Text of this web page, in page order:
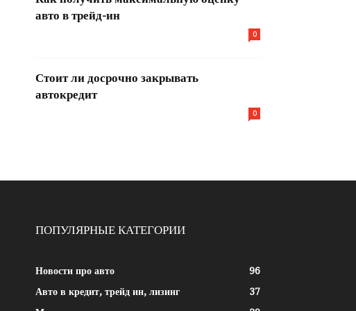
авто в трейд-ин
0
Стоит ли досрочно закрывать
автокредит
0
ПОПУЛЯРНЫЕ КАТЕГОРИИ
Новости про авто
96
Авто в кредит, трейд ин, лизинг
37